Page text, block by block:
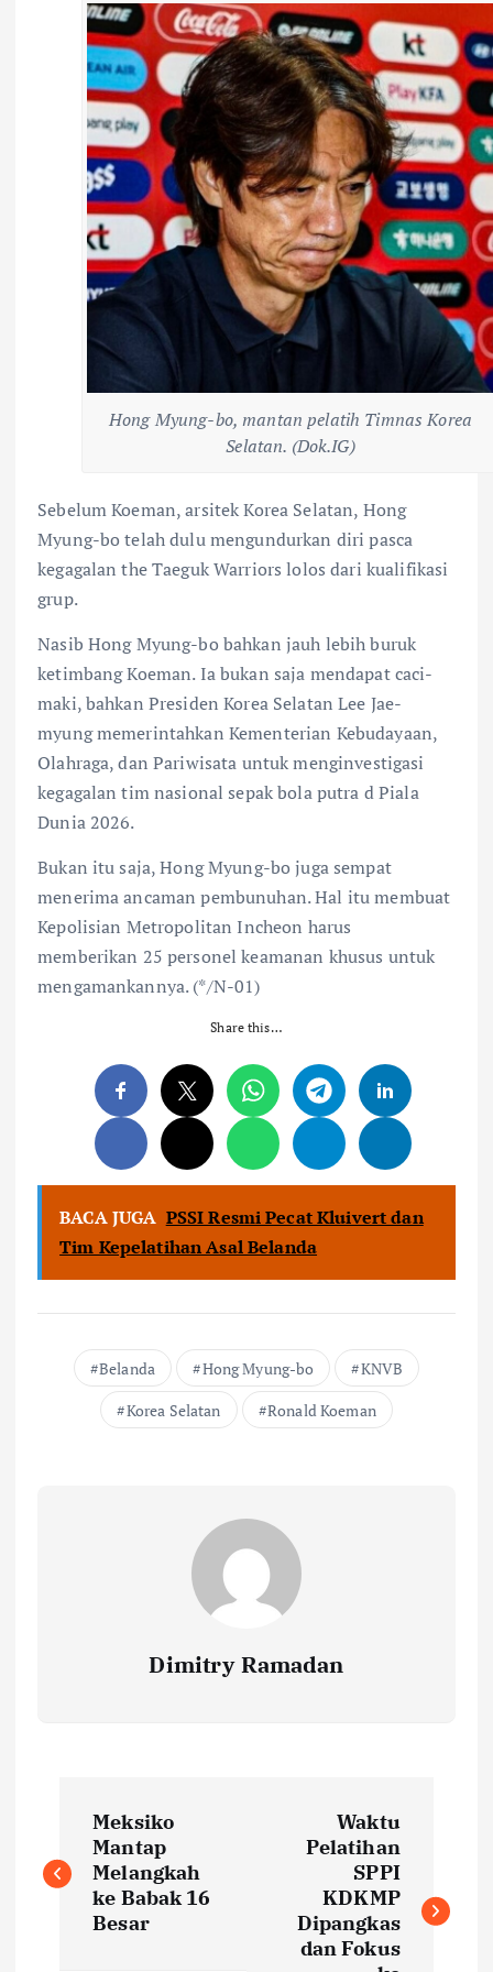
Hong Myung-bo, mantan pelatih Timnas Korea
Selatan. (Dok.IG)
Sebelum Koeman, arsitek Korea Selatan, Hong
Myung-bo telah dulu mengundurkan diri pasca
kegagalan the Taeguk Warriors lolos dari kualifikasi
grup.
Nasib Hong Myung-bo bahkan jauh lebih buruk
ketimbang Koeman. Ia bukan saja mendapat caci-
maki, bahkan Presiden Korea Selatan Lee Jae-
myung memerintahkan Kementerian Kebudayaan,
Olahraga, dan Pariwisata untuk menginvestigasi
kegagalan tim nasional sepak bola putra d Piala
Dunia 2026.
Bukan itu saja, Hong Myung-bo juga sempat
menerima ancaman pembunuhan. Hal itu membuat
Kepolisian Metropolitan Incheon harus
memberikan 25 personel keamanan khusus untuk
mengamankannya. (*/N-01)
Share this…
BACA JUGA PSSI Resmi Pecat Kluivert dan
Tim Kepelatihan Asal Belanda
Belanda Hong Myung-bo
KNVB
Korea Selatan
Ronald Koeman
Dimitry Ramadan
o
Meksiko
Mantap
Melangkah
ke Babak 16
Besar
Waktu
Pelatihan
SPPI
KDKMP
Dipangkas
dan Fokus